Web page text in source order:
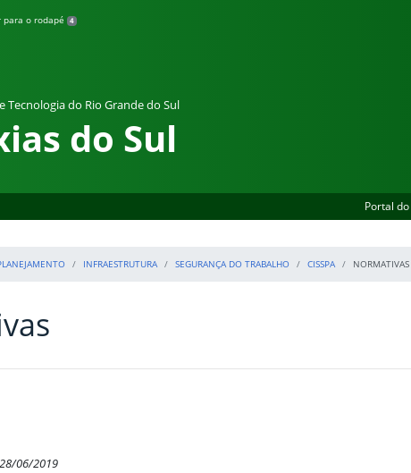
para o rodapé 4
Tecnologia do Rio Grande do Sul
do Sul
Portal do
INFRAESTRUTURA SEGURANÇA DO TRABALHO CISSPA NORMATIVAS
06/2019